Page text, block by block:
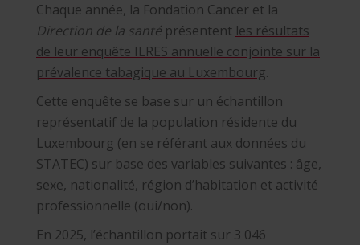
Chaque année, la Fondation Cancer et la
Direction de la santé présentent les résultats
de leur enquête ILRES annuelle conjointe sur la
prévalence tabagique au Luxembourg.
Cette enquête se base sur un échantillon
représentatif de la population résidente du
Luxembourg (en se référant aux données du
STATEC) sur base des variables suivantes : âge,
sexe, nationalité, région d’habitation et activité
professionnelle (oui/non).
En 2025, l’échantillon portait sur 3 046